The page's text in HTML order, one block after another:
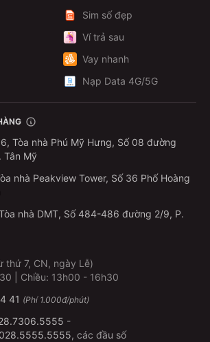
Sim số đẹp
Ví trả sau
Vay nhanh
Nạp Data 4G/5G
Tòa nhà Phú Mỹ Hưng, Số 08 đường
Tân Mỹ
nhà Peakview Tower, Số 36 Phố Hoàng
nhà DMT, Số 484-486 đường 2/9, P.
thứ 7, CN, ngày Lễ)
| Chiều: 13h00 - 16h30
41 (Phí 1.000đ/phút)
-
028.5555.5555, các đầu số